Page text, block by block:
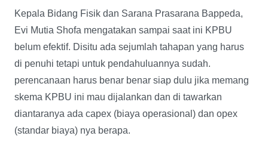
Kepala Bidang Fisik dan Sarana Prasarana Bappeda,
Evi Mutia Shofa mengatakan sampai saat ini KPBU
belum efektif. Disitu ada sejumlah tahapan yang harus
di penuhi tetapi untuk pendahuluannya sudah.
perencanaan harus benar benar siap dulu jika memang
skema KPBU ini mau dijalankan dan di tawarkan
diantaranya ada capex (biaya operasional) dan opex
(standar biaya) nya berapa.